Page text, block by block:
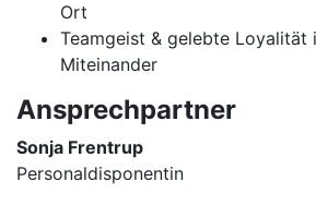
Ort
Teamgeist & gelebte Loyalität
Miteinander
Ansprechpartner
Sonja Frentrup
Personaldisponentin